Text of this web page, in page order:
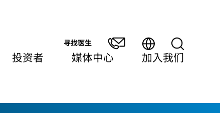
寻找医生
投资者 媒体中心 加入我们